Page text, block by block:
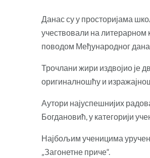
Данас су у просторијама
учествовали на литерарном
поводом Међународног
Трочлани жири издвојио је
оригиналношћу и
Аутори најуспешнијих
Богдановић, у категорији
Најбољим ученицима
„Загонетне приче“.